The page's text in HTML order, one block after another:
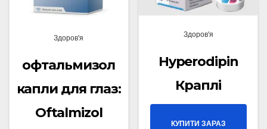
Здоров'я
офтальмизол
капли для глаз:
Oftalmizol
Здоров'я
Hyperodipin
Краплі
КУПИТИ ЗАРАЗ